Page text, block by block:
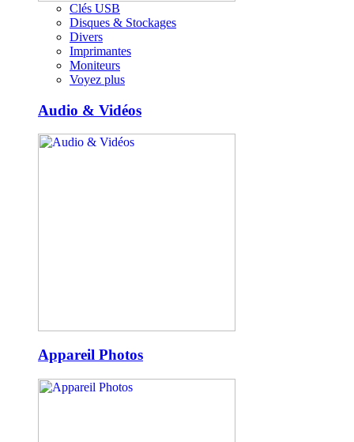
Clés USB
Disques & Stockages
Divers
Imprimantes
Moniteurs
Voyez plus
Audio & Vidéos
Appareil Photos